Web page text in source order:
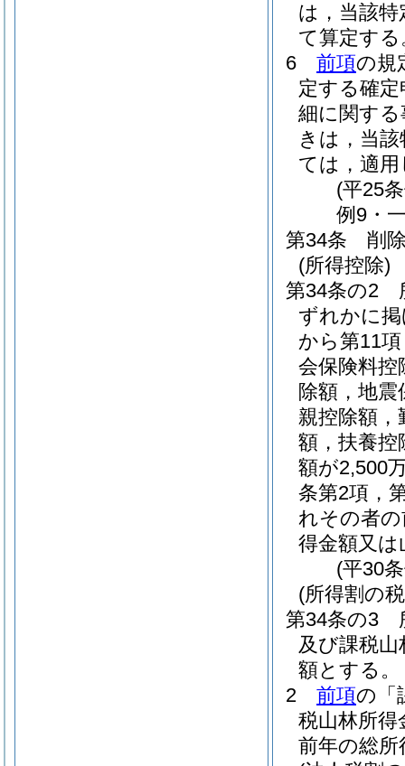
は，当該
て算定する
6
前項の規
定する確
細に関す
きは，当
ては，適
(平25
例9・
第34条
削
(所得控除)
第34条の2
ずれかに
から第11
会保険料控
除額，地
親控除額，
額，扶養控
額が2,500
条第2項，
れその者
得金額又
(平30
(所得割の
第34条の3
及び課税
額とする。
2
前項の「
税山林所
前年の総所